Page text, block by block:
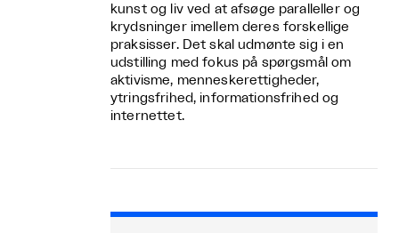
kunst og liv ved at afsøge paralleller og
krydsninger imellem deres forskellige
praksisser. Det skal udmønte sig i en
udstilling med fokus på spørgsmål om
aktivisme, menneskerettigheder,
ytringsfrihed, informationsfrihed og
internettet.